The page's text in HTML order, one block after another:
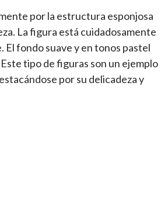
por la estructura esponjosa
La figura está cuidadosamente
El fondo suave y en tonos pastel
tipo de figuras son un ejemplo
por su delicadeza y